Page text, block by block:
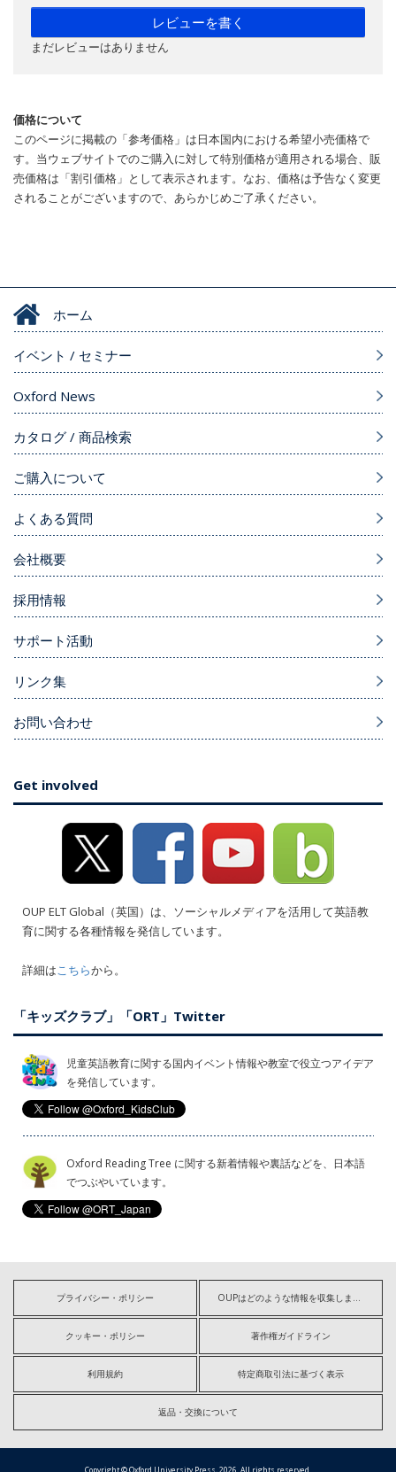
レビューを書く
まだレビューはありません
価格について
このページに掲載の「参考価格」は日本国内における希望小売価格で
す。当ウェブサイトでのご購入に対して特別価格が適用される場合、販
売価格は「割引価格」として表示されます。なお、価格は予告なく変更
されることがございますので、あらかじめご了承ください。
ホーム
イベント / セミナー
Oxford News
カタログ / 商品検索
ご購入について
よくある質問
会社概要
採用情報
サポート活動
リンク集
お問い合わせ
Get involved
OUP ELT Global（英国）は、ソーシャルメディアを活用して英語教
育に関する各種情報を発信しています。
詳細はこちらから。
「キッズクラブ」「ORT」Twitter
児童英語教育に関する国内イベント情報や教室で役立つアイデア
を発信しています。
Oxford Reading Tree に関する新着情報や裏話などを、日本語
でつぶやいています。
プライバシー・ポリシー OUPはどのような情報を収集しますか?
クッキー・ポリシー 著作権ガイドライン
利用規約 特定商取引法に基づく表示
返品・交換について